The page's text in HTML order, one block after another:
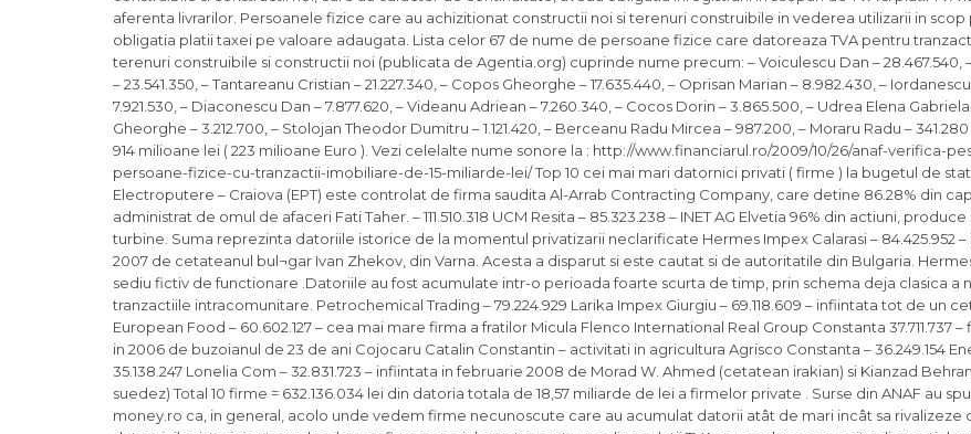
aferenta livrarilor. Persoanele fizice care au achizitionat constructii noi si terenuri construibile in vederea utilizarii in scop
obligatia platii taxei pe valoare adaugata. Lista celor 67 de nume de persoane fizice care datoreaza TVA pentru
terenuri construibile si constructii noi (publicata de Agentia.org) cuprinde nume precum: – Voiculescu Dan – 28.467.540,
– 23.541.350, – Tantareanu Cristian – 21.227.340, – Copos Gheorghe – 17.635.440, – Oprisan Marian – 8.982.430, –
7.921.530, – Diaconescu Dan – 7.877.620, – Videanu Adriean – 7.260.340, – Cocos Dorin – 3.865.500, – Udrea Elena Gabriela
Gheorghe – 3.212.700, – Stolojan Theodor Dumitru – 1.121.420, – Berceanu Radu Mircea – 987.200, – Moraru Radu –
914 milioane lei ( 223 milioane Euro ). Vezi celelalte nume sonore la : http://www.financiarul.ro/2009/10/26/anaf-verifica-
persoane-fizice-cu-tranzactii-imobiliare-de-15-miliarde-lei/ Top 10 cei mai mari datornici privati ( firme ) la bugetul de stat
Electroputere – Craiova (EPT) este controlat de firma saudita Al-Arrab Contracting Company, care detine 86.28% din
administrat de omul de afaceri Fati Taher. – 111.510.318 UCM Resita – 85.323.238 – INET AG Elvetia 96% din actiuni,
turbine. Suma reprezinta datoriile istorice de la momentul privatizarii neclarificate Hermes Impex Calarasi – 84.425.952
2007 de cetateanul bul¬gar Ivan Zhekov, din Varna. Acesta a disparut si este cautat si de autoritatile din Bulgaria.
sediu fictiv de functionare .Datoriile au fost acumulate intr-o perioada foarte scurta de timp, prin schema deja clasica a
tranzactiile intracomunitare. Petrochemical Trading – 79.224.929 Larika Impex Giurgiu – 69.118.609 – infiintata tot de un
European Food – 60.602.127 – cea mai mare firma a fratilor Micula Flenco International Real Group Constanta 37.711.737
in 2006 de buzoianul de 23 de ani Cojocaru Catalin Constantin – activitati in agricultura Agrisco Constanta – 36.249.154
35.138.247 Lonelia Com – 32.831.723 – infiintata in februarie 2008 de Morad W. Ahmed (cetatean irakian) si Kianzad
suedez) Total 10 firme = 632.136.034 lei din datoria totala de 18,57 miliarde de lei a firmelor private . Surse din ANAF au
money.ro ca, in general, acolo unde vedem firme necunoscute care au acumulat datorii atât de mari incât sa rivalizeze